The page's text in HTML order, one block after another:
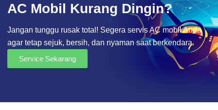
AC Mobil Kurang Dingin?
Jangan tunggu rusak total! Segera servis AC mobil Anda
agar tetap sejuk, bersih, dan nyaman saat berkendara.
Service Sekarang